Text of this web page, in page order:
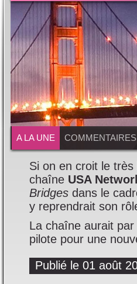
A LA UNE COMMENTAIRES
Si on en croit le
chaîne USA
Bridges dans le
y reprendrait son
La chaîne aurait
pilote pour une
Publié le 01 août